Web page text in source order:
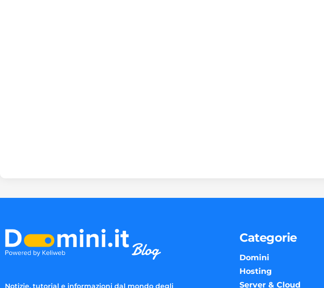
Notizie, tutorial e informazioni dal mondo degli
Categorie
Domini
Hosting
Server & Cloud